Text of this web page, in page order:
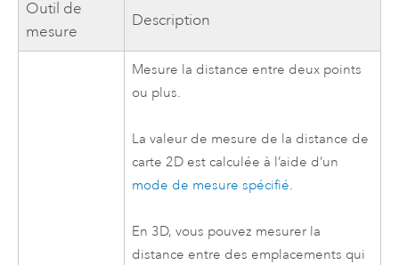
Outil de
mesure
Description
Mesure la distance entre deux points
ou plus.
La valeur de mesure de la distance de
carte 2D est calculée à l’aide d’un
mode de mesure spécifié.
En 3D, vous pouvez mesurer la
distance entre des emplacements qui